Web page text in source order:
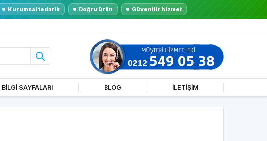
Kurumsal tedarik Doğru ürün Güvenilir hizmet
SAYFALARI BLOG İLETİŞİM